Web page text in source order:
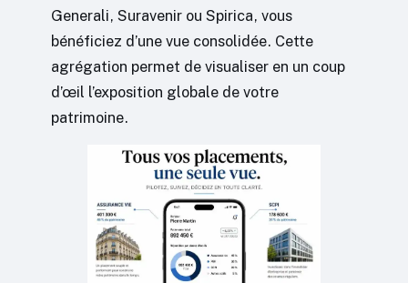
Generali, Suravenir ou Spirica, vous
bénéficiez d’une vue consolidée. Cette
agrégation permet de visualiser en un coup
d’œil l’exposition globale de votre
patrimoine.